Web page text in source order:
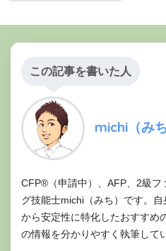
この記事を書いた人
michi（みち
CFP®（申請中）、AFP、2級フ
グ技能士michi（みち）です。
から安定性に特化したおすすめ
の情報を分かりやすく執筆して